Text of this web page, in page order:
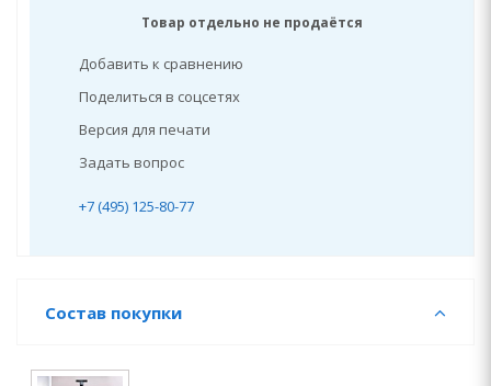
Товар отдельно не продаётся
Добавить к сравнению
Поделиться в соцсетях
Версия для печати
Задать вопрос
+7 (495) 125-80-77
Состав покупки